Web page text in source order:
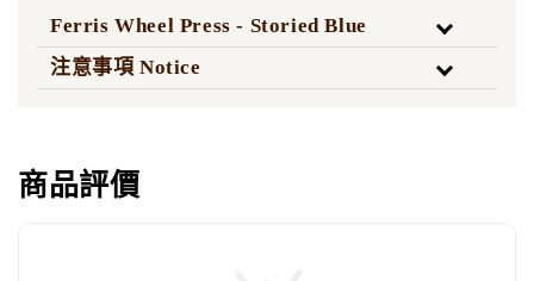
Ferris Wheel Press - Storied Blue
注意事項 Notice
商品評價